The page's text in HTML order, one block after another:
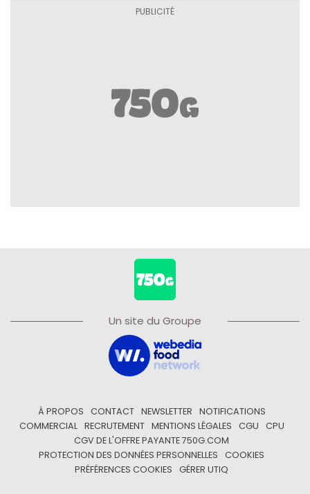
Un site du Groupe
À PROPOS CONTACT NEWSLETTER
NOTIFICATIONS
COMMERCIAL
RECRUTEMENT MENTIONS LÉGALES CGU
CPU
CGV DE L'OFFRE PAYANTE 750G.COM
PROTECTION DES DONNÉES PERSONNELLES
COOKIES
PRÉFÉRENCES COOKIES
GÉRER UTIQ